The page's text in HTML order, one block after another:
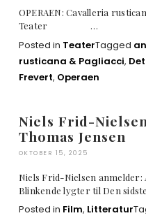
OPERAEN: Cavalleria
Teater …
Posted in TeaterTagged
rusticana & Pagliacci,
Frevert, Operaen
Niels Frid-
Thomas Jensen
OKTOBER 15, 2025
Niels Frid-Nielsen
Blinkende lygter til Den
Posted in Film, Litteratur